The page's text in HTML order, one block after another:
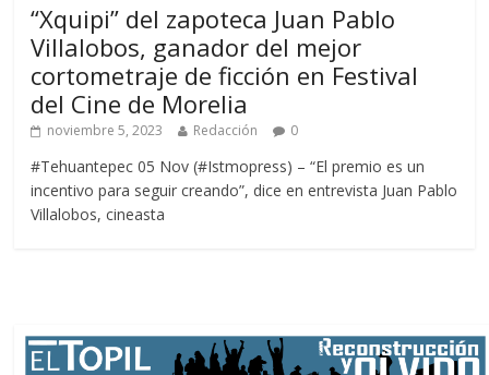
“Xquipi” del zapoteca Juan Pablo
Villalobos, ganador del mejor
cortometraje de ficción en Festival
del Cine de Morelia
noviembre 5, 2023 Redacción 0
#Tehuantepec 05 Nov (#Istmopress) – “El premio es un
incentivo para seguir creando”, dice en entrevista Juan Pablo
Villalobos, cineasta